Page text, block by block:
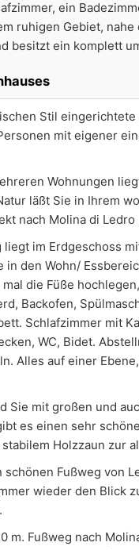
ein
ruhigen Gebiet,
besitzt ein komplett
Stil
mit eigener
Wohnungen
läßt Sie in Ihrem
nach Molina di Ledro
im Erdgeschoss
in den Wohn/
die Füße
Backofen,
Schlafzimmer mit
WC, Bidet.
Alles auf einer
Sie mit großen und
es einen sehr
Holzzaun zur
Fußweg von
wieder den Blick
m. Fußweg nach